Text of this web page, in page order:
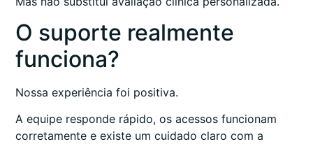
O suporte realmente
funciona?
Nossa experiência foi positiva.
A equipe responde rápido, os acessos funcionam
corretamente e existe um cuidado claro com a